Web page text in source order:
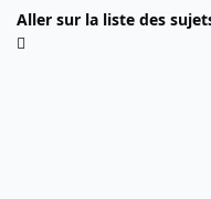
Aller sur la liste des